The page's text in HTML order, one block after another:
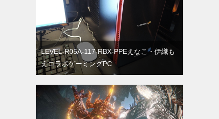
LEVEL-R05A-117-RBX-PPEえなこ・伊織も
えコラボゲーミングPC